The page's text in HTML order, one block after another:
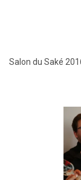
Salon du Saké